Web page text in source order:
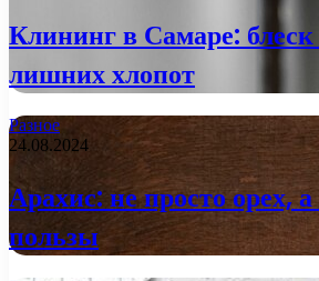
Клининг в Самаре: блеск
лишних хлопот
Разное
24.08.2024
Арахис: не просто орех,
пользы